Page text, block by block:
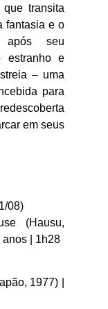
transita
fantasia e o
após seu
estranho e
– uma
para
em seus
08)
(Hausu,
anos | 1h28
1977) |